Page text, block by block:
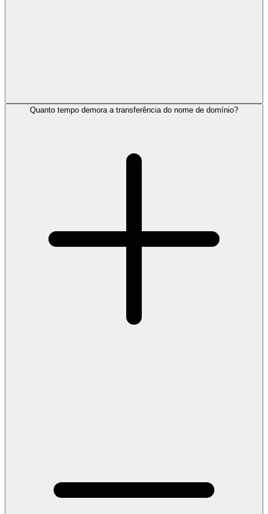
Quanto tempo demora a transferência do nome de domínio?